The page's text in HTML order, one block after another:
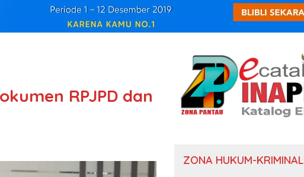
RPJPD dan
ZONA HUKUM-KRIMINAL